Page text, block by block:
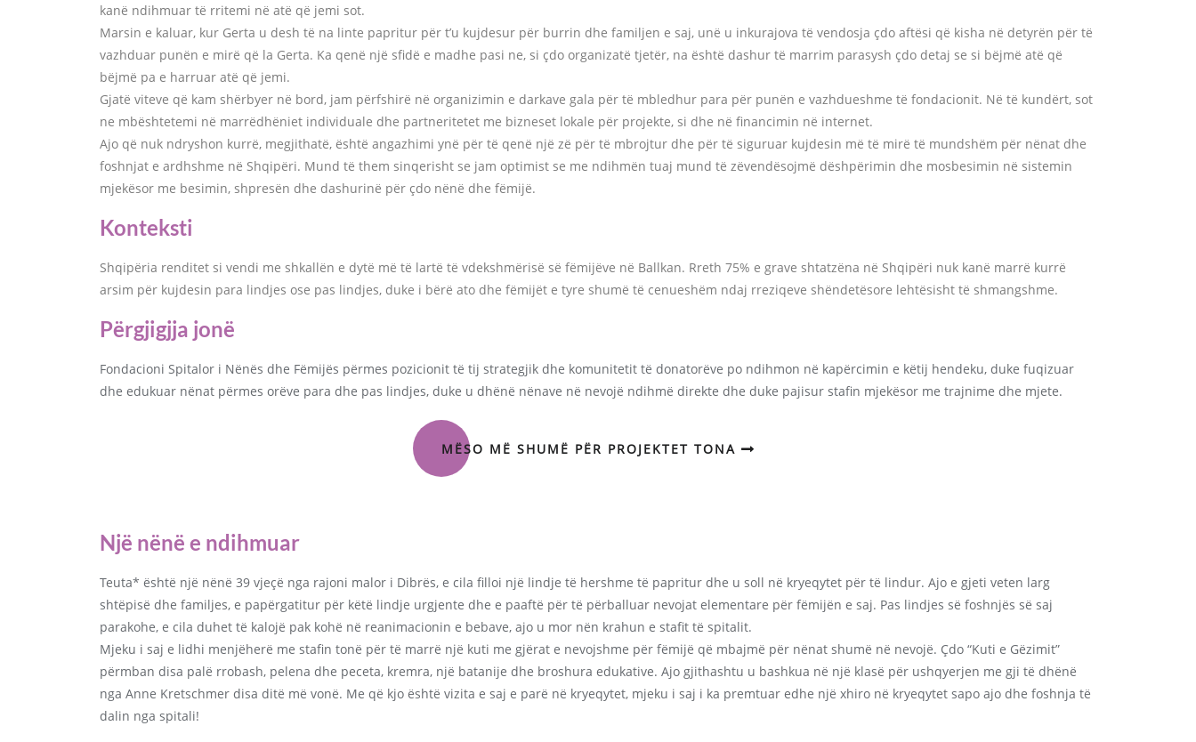
kanë ndihmuar të rritemi në atë që jemi sot.
Marsin e kaluar, kur Gerta u desh të na linte papritur për t’u kujdesur për burrin dhe familjen e saj, unë u inkurajova të vendosja çdo aftësi që kisha në detyrën për të
vazhduar punën e mirë që la Gerta. Ka qenë një sfidë e madhe pasi ne, si çdo organizatë tjetër, na është dashur të marrim parasysh çdo detaj se si bëjmë atë që
bëjmë pa e harruar atë që jemi.
Gjatë viteve që kam shërbyer në bord, jam përfshirë në organizimin e darkave gala për të mbledhur para për punën e vazhdueshme të fondacionit. Në të kundërt, sot
ne mbështetemi në marrëdhëniet individuale dhe partneritetet me bizneset lokale për projekte, si dhe në financimin në internet.
Ajo që nuk ndryshon kurrë, megjithatë, është angazhimi ynë për të qenë një zë për të mbrojtur dhe për të siguruar kujdesin më të mirë të mundshëm për nënat dhe
foshnjat e ardhshme në Shqipëri. Mund të them sinqerisht se jam optimist se me ndihmën tuaj mund të zëvendësojmë dëshpërimin dhe mosbesimin në sistemin
mjekësor me besimin, shpresën dhe dashurinë për çdo nënë dhe fëmijë.
Konteksti
Shqipëria renditet si vendi me shkallën e dytë më të lartë të vdekshmërisë së fëmijëve në Ballkan. Rreth 75% e grave shtatzëna në Shqipëri nuk kanë marrë kurrë
arsim për kujdesin para lindjes ose pas lindjes, duke i bërë ato dhe fëmijët e tyre shumë të cenueshëm ndaj rreziqeve shëndetësore lehtësisht të shmangshme.
Përgjigjja jonë
Fondacioni Spitalor i Nënës dhe Fëmijës përmes pozicionit të tij strategjik dhe komunitetit të donatorëve po ndihmon në kapërcimin e këtij hendeku, duke fuqizuar
dhe edukuar nënat përmes orëve para dhe pas lindjes, duke u dhënë nënave në nevojë ndihmë direkte dhe duke pajisur stafin mjekësor me trajnime dhe mjete.
MËSO MË SHUMË PËR PROJEKTET TONA
Një nënë e ndihmuar
Teuta* është një nënë 39 vjeçë nga rajoni malor i Dibrës, e cila filloi një lindje të hershme të papritur dhe u soll në kryeqytet për të lindur. Ajo e gjeti veten larg
shtëpisë dhe familjes, e papërgatitur për këtë lindje urgjente dhe e paaftë për të përballuar nevojat elementare për fëmijën e saj. Pas lindjes së foshnjës së saj
parakohe, e cila duhet të kalojë pak kohë në reanimacionin e bebave, ajo u mor nën krahun e stafit të spitalit.
Mjeku i saj e lidhi menjëherë me stafin tonë për të marrë një kuti me gjërat e nevojshme për fëmijë që mbajmë për nënat shumë në nevojë. Çdo “Kuti e Gëzimit”
përmban disa palë rrobash, pelena dhe peceta, kremra, një batanije dhe broshura edukative. Ajo gjithashtu u bashkua në një klasë për ushqyerjen me gji të dhënë
nga Anne Kretschmer disa ditë më vonë. Me që kjo është vizita e saj e parë në kryeqytet, mjeku i saj i ka premtuar edhe një xhiro në kryeqytet sapo ajo dhe foshnja të
dalin nga spitali!